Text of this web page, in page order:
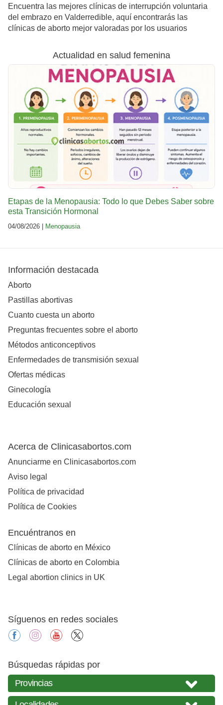
Encuentra las mejores clínicas de interrupción voluntaria
del embrazo en Valderredible, aquí encontrarás las
clínicas de aborto mejor valoradas por los usuarios
Actualidad en salud femenina
Etapas de la Menopausia: Todo lo que Debes Saber sobre
esta Transición Hormonal
04/08/2026 | Menopausia
Información destacada
Aborto
Pastillas abortivas
Cuanto cuesta un aborto
Preguntas frecuentes sobre el aborto
Métodos anticonceptivos
Enfermedades de transmisión sexual
Ofertas médicas
Ginecología
Educación sexual
Acerca de Clinicasabortos.com
Anunciarme en Clinicasabortos.com
Aviso legal
Política de privacidad
Política de Cookies
Encuéntranos en
Clínicas de aborto en México
Clínicas de aborto en Colombia
Legal abortion clinics in UK
Síguenos en redes sociales
facebookinstagramyoutube
Búsquedas rápidas por